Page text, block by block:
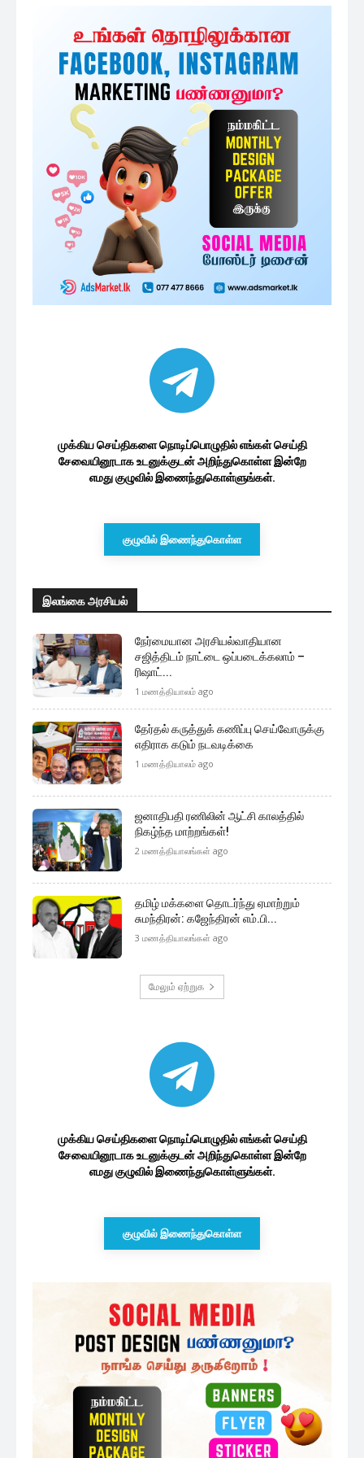
முக்கிய செய்திகளை நொடிப்பொழுதில் எங்கள் செய்தி
சேவையினூடாக உடனுக்குடன் அறிந்துகொள்ள இன்றே
எமது குழுவில் இணைந்துகொள்ளுங்கள்.
குழுவில் இணைந்துகொள்ள
இலங்கை அரசியல்
நேர்மையான அரசியல்வாதியான
சஜித்திடம் நாட்டை ஒப்படைக்கலாம் –
ரிஷாட்...
1 மணத்தியாலம் ago
தேர்தல் கருத்துக் கணிப்பு செய்வோருக்கு
எதிராக கடும் நடவடிக்கை
1 மணத்தியாலம் ago
ஜனாதிபதி ரணிலின் ஆட்சி காலத்தில்
நிகழ்ந்த மாற்றங்கள்!
2 மணத்தியாலங்கள் ago
தமிழ் மக்களை தொடர்ந்து ஏமாற்றும்
சுமந்திரன்: கஜேந்திரன் எம்.பி...
3 மணத்தியாலங்கள் ago
மேலும் ஏற்றுக
முக்கிய செய்திகளை நொடிப்பொழுதில் எங்கள் செய்தி
சேவையினூடாக உடனுக்குடன் அறிந்துகொள்ள இன்றே
எமது குழுவில் இணைந்துகொள்ளுங்கள்.
குழுவில் இணைந்துகொள்ள